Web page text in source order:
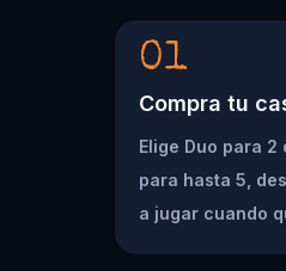
01
Compra tu
Elige Duo para
para hasta 5,
a jugar cuando